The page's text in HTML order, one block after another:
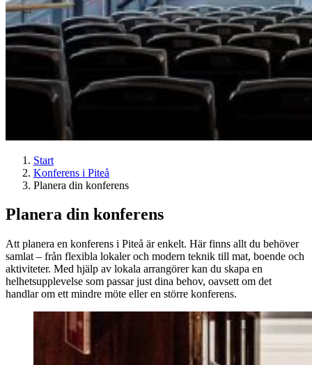
Start
Konferens i Piteå
Planera din konferens
Planera din konferens
Att planera en konferens i Piteå är enkelt. Här finns allt du behöver
samlat – från flexibla lokaler och modern teknik till mat, boende och
aktiviteter. Med hjälp av lokala arrangörer kan du skapa en
helhetsupplevelse som passar just dina behov, oavsett om det
handlar om ett mindre möte eller en större konferens.